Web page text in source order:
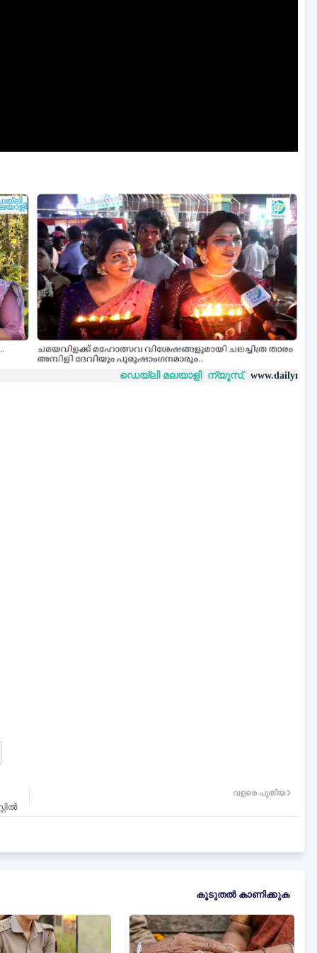
ഡെയ്‌ലി മലയാളി ന്യൂസ്, www.dailymalayaly.com
വളരെ പുതിയ
കൂടുതൽ‍ കാണിക്കുക